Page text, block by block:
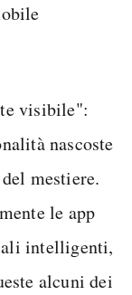
visibile":
nascoste
mestiere.
le app
intelligenti,
alcuni dei